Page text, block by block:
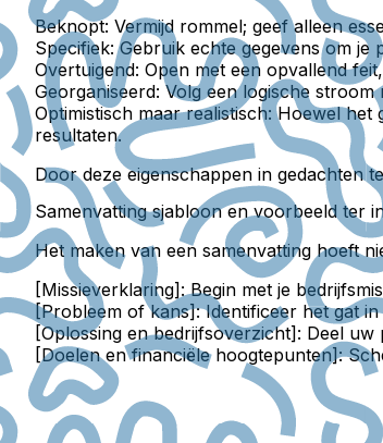
Beknopt: Vermijd rommel; geef alleen
Specifiek:Gebruik echte gegevens om je
Overtuigend: Open met een opvallend
Georganiseerd: Volg een logische stroom
Optimistisch maar realistisch: Hoewel het
resultaten.
Door deze eigenschappen in gedachten
Samenvatting sjabloon en voorbeeld ter
Het maken van een samenvatting hoeft
[Missieverklaring]:Begin met je
[Probleem of kans]:Identificeer het gat
[Oplossing en bedrijfsoverzicht]: Deel uw
[Doelen en financiële hoogtepunten]: